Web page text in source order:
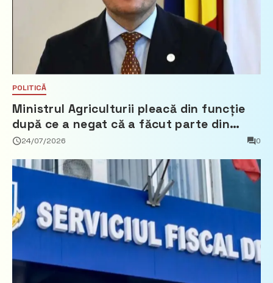
POLITICĂ
Ministrul Agriculturii pleacă din funcție
după ce a negat că a făcut parte din
Partidul Democrat
24/07/2026 0